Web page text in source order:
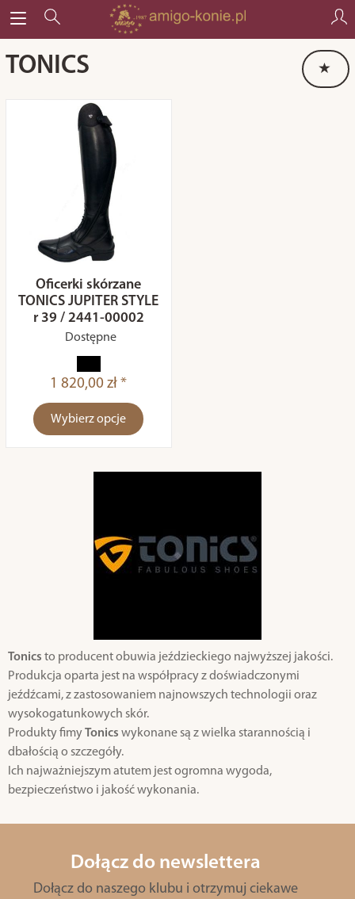
TONICS
Oficerki skórzane
TONICS JUPITER STYLE
r 39 / 2441-00002
Dostępne
1 820,00 zł *
Wybierz opcje
Tonics to producent obuwia jeździeckiego najwyższej jakości.
Produkcja oparta jest na współpracy z doświadczonymi
jeźdźcami, z zastosowaniem najnowszych technologii oraz
wysokogatunkowych skór.
Produkty fimyTonics wykonane są z wielka starannością i
dbałością o szczegóły.
Ich najważniejszym atutem jest ogromna wygoda,
bezpieczeństwo i jakość wykonania.
Dołącz do newslettera
Dołącz do naszego klubu i otrzymuj ciekawe